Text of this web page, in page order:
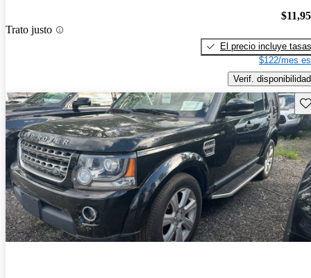
Trato justo
El precio incluye tasas
$122/mes
Verif. disponibilidad